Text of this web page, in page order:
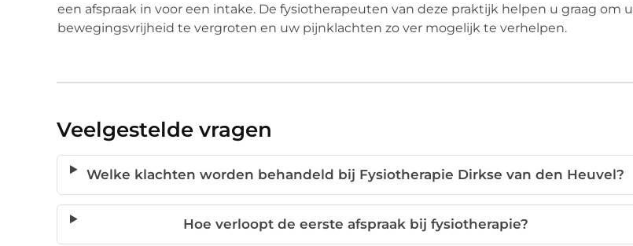
een afspraak in voor een intake. De fysiotherapeuten van deze praktijk helpen u graag om
bewegingsvrijheid te vergroten en uw pijnklachten zo ver mogelijk te verhelpen.
Veelgestelde vragen
Welke klachten worden behandeld bij Fysiotherapie Dirkse van den Heuvel?
Hoe verloopt de eerste afspraak bij fysiotherapie?